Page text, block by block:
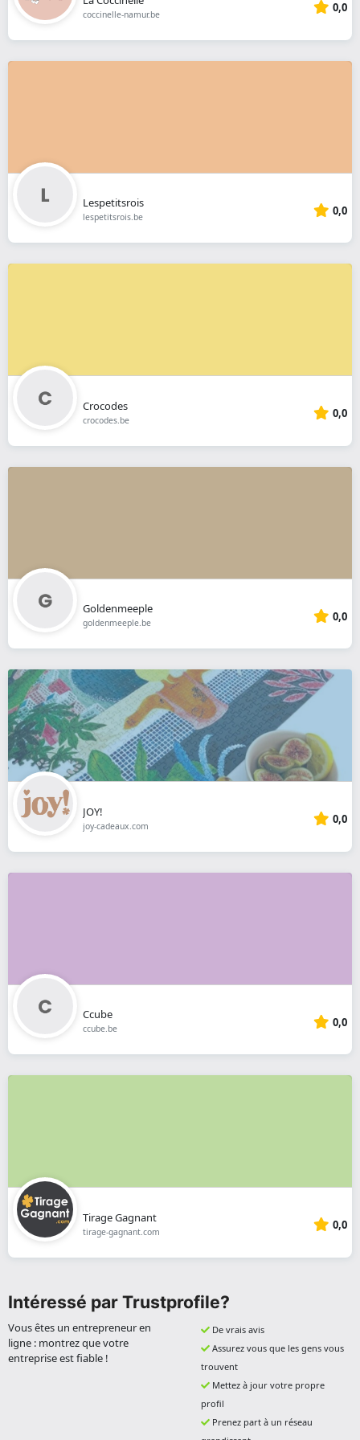
coccinelle-namur.be 0,0
Lespetitsrois
lespetitsrois.be 0,0
Crocodes
crocodes.be 0,0
Goldenmeeple
goldenmeeple.be 0,0
JOY!
joy-cadeaux.com 0,0
Ccube
ccube.be 0,0
Tirage Gagnant
tirage-gagnant.com 0,0
Intéressé par Trustprofile?
Vous êtes un entrepreneur en
ligne : montrez que votre
entreprise est fiable !
De vrais avis
Assurez vous que les gens vous
trouvent
Mettez à jour votre propre
profil
Prenez part à un réseau